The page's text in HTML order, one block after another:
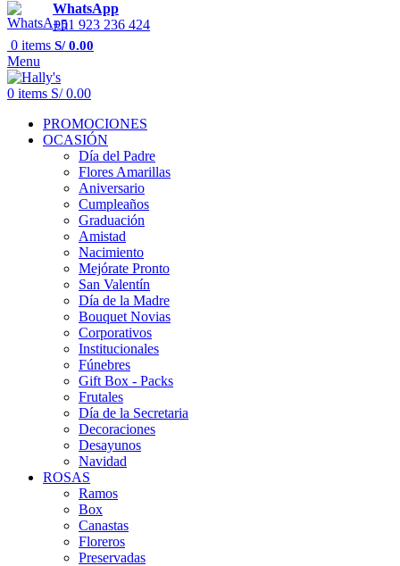
WhatsApp
+51 923 236 424
0 items S/0.00
Menu
0 items S/0.00
PROMOCIONES
OCASIÓN
Día del Padre
Flores Amarillas
Aniversario
Cumpleaños
Graduación
Amistad
Nacimiento
Mejórate Pronto
San Valentín
Día de la Madre
Bouquet Novias
Corporativos
Institucionales
Fúnebres
Gift Box - Packs
Frutales
Día de la Secretaria
Decoraciones
Desayunos
Navidad
ROSAS
Ramos
Box
Canastas
Floreros
Preservadas